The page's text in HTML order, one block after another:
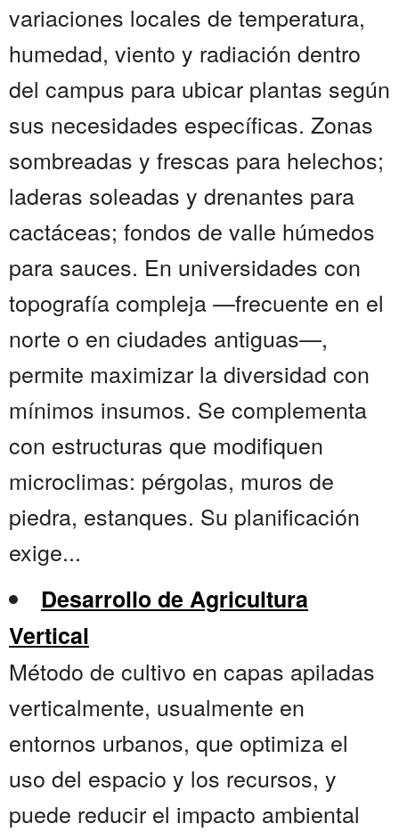
variaciones locales de temperatura,
humedad, viento y radiación dentro
del campus para ubicar plantas según
sus necesidades específicas. Zonas
sombreadas y frescas para helechos;
laderas soleadas y drenantes para
cactáceas; fondos de valle húmedos
para sauces. En universidades con
topografía compleja —frecuente en el
norte o en ciudades antiguas—,
permite maximizar la diversidad con
mínimos insumos. Se complementa
con estructuras que modifiquen
microclimas: pérgolas, muros de
piedra, estanques. Su planificación
exige...
Desarrollo de Agricultura
Vertical
Método de cultivo en capas apiladas
verticalmente, usualmente en
entornos urbanos, que optimiza el
uso del espacio y los recursos, y
puede reducir el impacto ambiental